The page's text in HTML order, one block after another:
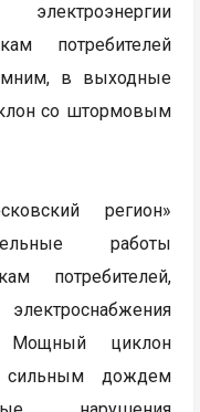
потребителей
в выходные
со штормовым
регион»
работы
потребителей,
циклон
дождем